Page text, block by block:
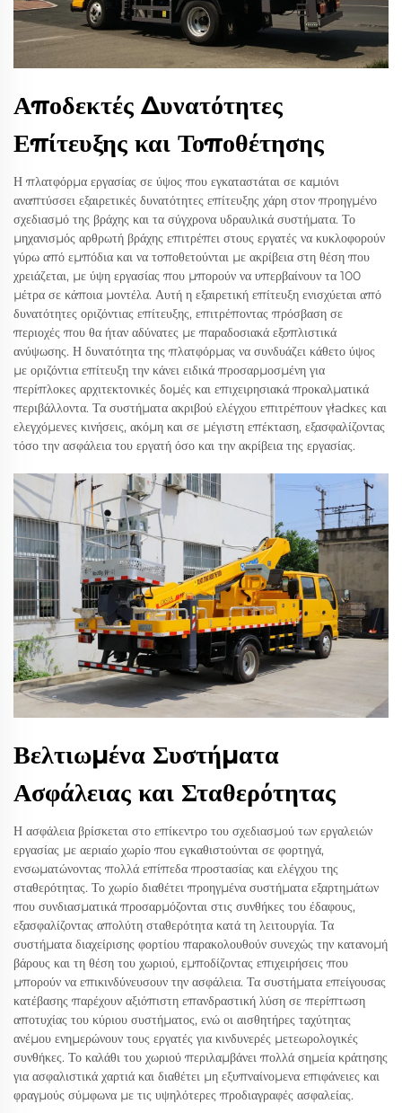
Αποδεκτές Δυνατότητες
Επίτευξης και Τοποθέτησης
Η πλατφόρμα εργασίας σε ύψος που εγκαταστάται σε καμιόνι
αναπτύσσει εξαιρετικές δυνατότητες επίτευξης χάρη στον προηγμένο
σχεδιασμό της βράχης και τα σύγχρονα υδραυλικά συστήματα. Το
μηχανισμός αρθρωτή βράχης επιτρέπει στους εργατές να κυκλοφορούν
γύρω από εμπόδια και να τοποθετούνται με ακρίβεια στη θέση που
χρειάζεται, με ύψη εργασίας που μπορούν να υπερβαίνουν τα 100
μέτρα σε κάποια μοντέλα. Αυτή η εξαιρετική επίτευξη ενισχύεται από
δυνατότητες οριζόντιας επίτευξης, επιτρέποντας πρόσβαση σε
περιοχές που θα ήταν αδύνατες με παραδοσιακά εξοπλιστικά
ανύψωσης. Η δυνατότητα της πλατφόρμας να συνδυάζει κάθετο ύψος
με οριζόντια επίτευξη την κάνει ειδικά προσαρμοσμένη για
περίπλοκες αρχιτεκτονικές δομές και επιχειρησιακά προκαλματικά
περιβάλλοντα. Τα συστήματα ακριβού ελέγχου επιτρέπουν γładκες και
ελεγχόμενες κινήσεις, ακόμη και σε μέγιστη επέκταση, εξασφαλίζοντας
τόσο την ασφάλεια του εργατή όσο και την ακρίβεια της εργασίας.
Βελτιωμένα Συστήματα
Ασφάλειας και Σταθερότητας
Η ασφάλεια βρίσκεται στο επίκεντρο του σχεδιασμού των εργαλειών
εργασίας με αεριαίο χωρίο που εγκαθιστούνται σε φορτηγά,
ενσωματώνοντας πολλά επίπεδα προστασίας και ελέγχου της
σταθερότητας. Το χωρίο διαθέτει προηγμένα συστήματα εξαρτημάτων
που συνδιασματικά προσαρμόζονται στις συνθήκες του έδαφους,
εξασφαλίζοντας απολύτη σταθερότητα κατά τη λειτουργία. Τα
συστήματα διαχείρισης φορτίου παρακολουθούν συνεχώς την κατανομή
βάρους και τη θέση του χωριού, εμποδίζοντας επιχειρήσεις που
μπορούν να επικινδύνευσουν την ασφάλεια. Τα συστήματα επείγουσας
κατέβασης παρέχουν αξιόπιστη επανδραστική λύση σε περίπτωση
αποτυχίας του κύριου συστήματος, ενώ οι αισθητήρες ταχύτητας
ανέμου ενημερώνουν τους εργατές για κινδυνερές μετεωρολογικές
συνθήκες. Το καλάθι του χωριού περιλαμβάνει πολλά σημεία κράτησης
για ασφαλιστικά χαρτιά και διαθέτει μη εξυπναίνομενα επιφάνειες και
φραγμούς σύμφωνα με τις υψηλότερες προδιαγραφές ασφαλείας.